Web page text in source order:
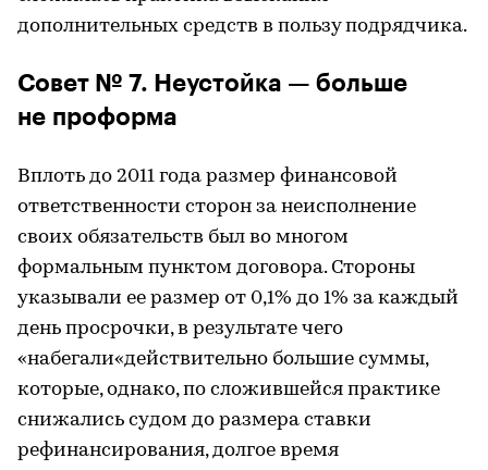
дополнительных средств в пользу подрядчика.
Совет № 7. Неустойка — больше
не проформа
Вплоть до 2011 года размер финансовой
ответственности сторон за неисполнение
своих обязательств был во многом
формальным пунктом договора. Стороны
указывали ее размер от 0,1% до 1% за каждый
день просрочки, в результате чего
«набегали«действительно большие суммы,
которые, однако, по сложившейся практике
снижались судом до размера ставки
рефинансирования, долгое время